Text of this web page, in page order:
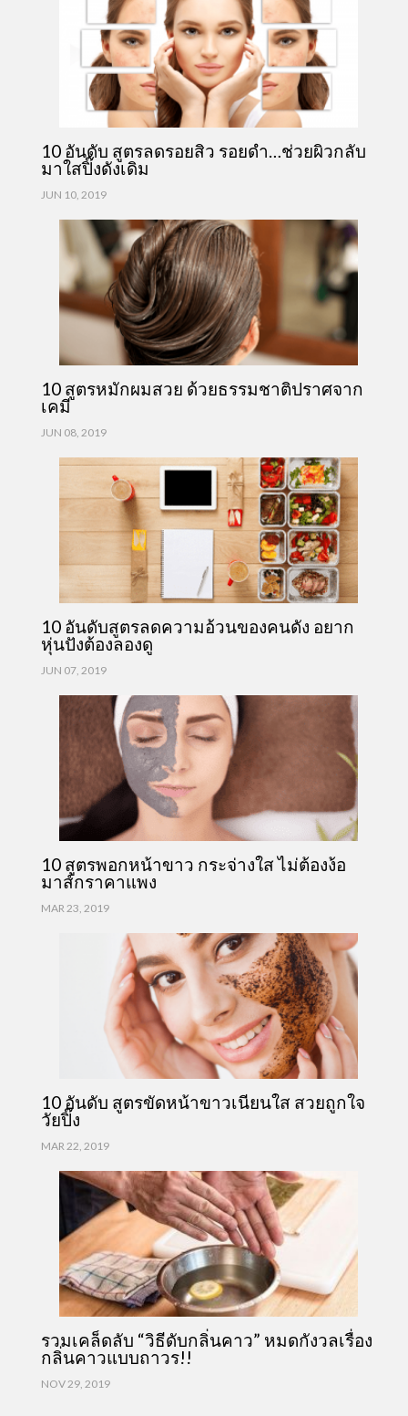
10 อันดับ สูตรลดรอยสิว รอยดำ…ช่วยผิวกลับ
มาใสปิ๊งดังเดิม
JUN 10, 2019
10 สูตรหมักผมสวย ด้วยธรรมชาติปราศจาก
เคมี
JUN 08, 2019
10 อันดับสูตรลดความอ้วนของคนดัง อยาก
หุ่นปังต้องลองดู
JUN 07, 2019
10 สูตรพอกหน้าขาว กระจ่างใส ไม่ต้องง้อ
มาส์กราคาแพง
MAR 23, 2019
10 อันดับ สูตรขัดหน้าขาวเนียนใส สวยถูกใจ
วัยปิ๊ง
MAR 22, 2019
รวมเคล็ดลับ “วิธีดับกลิ่นคาว” หมดกังวลเรื่อง
กลิ่นคาวแบบถาวร!!
NOV 29, 2019